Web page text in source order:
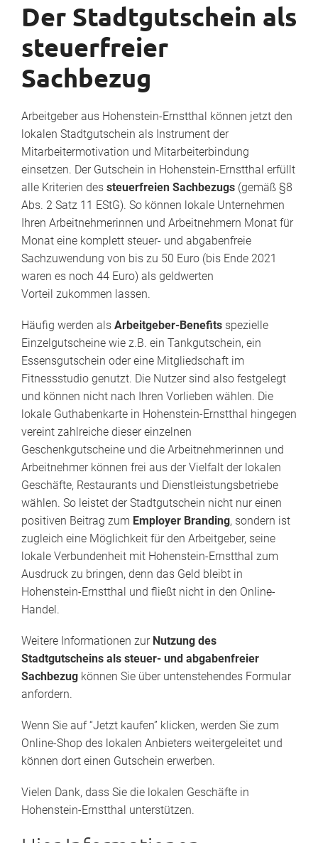
Der Stadtgutschein als
steuerfreier
Sachbezug
Arbeitgeber aus Hohenstein-Ernstthal können jetzt den
lokalen Stadtgutschein als Instrument der
Mitarbeitermotivation und Mitarbeiterbindung
einsetzen. Der Gutschein in Hohenstein-Ernstthal erfüllt
alle Kriterien des steuerfreien Sachbezugs (gemäß §8
Abs. 2 Satz 11 EStG). So können lokale Unternehmen
Ihren Arbeitnehmerinnen und Arbeitnehmern Monat für
Monat eine komplett steuer- und abgabenfreie
Sachzuwendung von bis zu 50 Euro (bis Ende 2021
waren es noch 44 Euro) als geldwerten
Vorteil zukommen lassen.
Häufig werden als Arbeitgeber-Benefits spezielle
Einzelgutscheine wie z.B. ein Tankgutschein, ein
Essensgutschein oder eine Mitgliedschaft im
Fitnessstudio genutzt. Die Nutzer sind also festgelegt
und können nicht nach Ihren Vorlieben wählen. Die
lokale Guthabenkarte in Hohenstein-Ernstthal hingegen
vereint zahlreiche dieser einzelnen
Geschenkgutscheine und die Arbeitnehmerinnen und
Arbeitnehmer können frei aus der Vielfalt der lokalen
Geschäfte, Restaurants und Dienstleistungsbetriebe
wählen. So leistet der Stadtgutschein nicht nur einen
positiven Beitrag zum Employer Branding, sondern ist
zugleich eine Möglichkeit für den Arbeitgeber, seine
lokale Verbundenheit mit Hohenstein-Ernstthal zum
Ausdruck zu bringen, denn das Geld bleibt in
Hohenstein-Ernstthal und fließt nicht in den Online-
Handel.
Weitere Informationen zur Nutzung des
Stadtgutscheins als steuer- und abgabenfreier
Sachbezug können Sie über untenstehendes Formular
anfordern.
Wenn Sie auf “Jetzt kaufen” klicken, werden Sie zum
Online-Shop des lokalen Anbieters weitergeleitet und
können dort einen Gutschein erwerben.
Vielen Dank, dass Sie die lokalen Geschäfte in
Hohenstein-Ernstthal unterstützen.